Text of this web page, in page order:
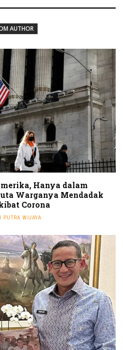
AUTHOR
Hanya dalam
Warganya Mendadak
Corona
PUTRA WIJAYA